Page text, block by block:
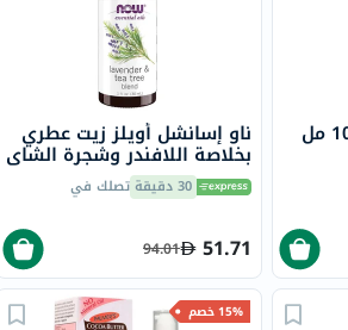
ناو إسانشل أويلز زيت عطري
بخلاصة اللافندر وشجرة الشاي
مل 30 دقيقة تصلك في
51.71
94.01
15% خصم